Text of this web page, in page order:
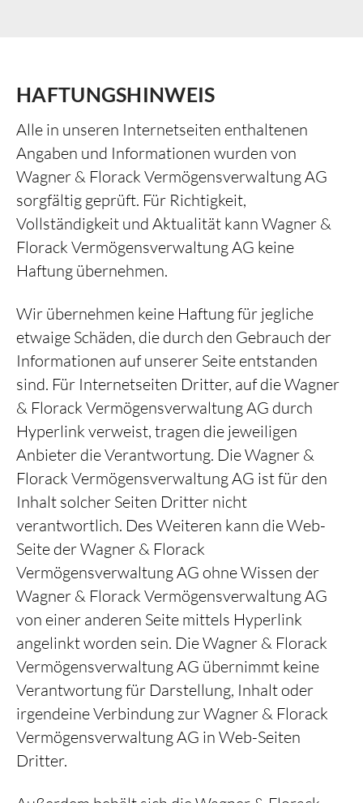
HAFTUNGSHINWEIS
Alle in unseren Internetseiten enthaltenen
Angaben und Informationen wurden von
Wagner & Florack Vermögensverwaltung AG
sorgfältig geprüft. Für Richtigkeit,
Vollständigkeit und Aktualität kann Wagner &
Florack Vermögensverwaltung AG keine
Haftung übernehmen.
Wir übernehmen keine Haftung für jegliche
etwaige Schäden, die durch den Gebrauch der
Informationen auf unserer Seite entstanden
sind. Für Internetseiten Dritter, auf die Wagner
& Florack Vermögensverwaltung AG durch
Hyperlink verweist, tragen die jeweiligen
Anbieter die Verantwortung. Die Wagner &
Florack Vermögensverwaltung AG ist für den
Inhalt solcher Seiten Dritter nicht
verantwortlich. Des Weiteren kann die Web-
Seite der Wagner & Florack
Vermögensverwaltung AG ohne Wissen der
Wagner & Florack Vermögensverwaltung AG
von einer anderen Seite mittels Hyperlink
angelinkt worden sein. Die Wagner & Florack
Vermögensverwaltung AG übernimmt keine
Verantwortung für Darstellung, Inhalt oder
irgendeine Verbindung zur Wagner & Florack
Vermögensverwaltung AG in Web-Seiten
Dritter.